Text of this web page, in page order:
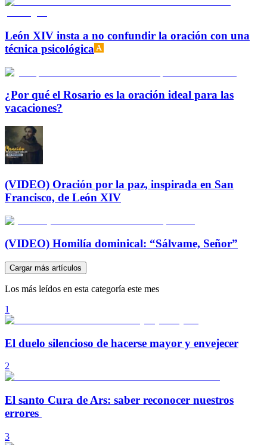
León XIV insta a no confundir la oración con una
técnica psicológica
¿Por qué el Rosario es la oración ideal para las
vacaciones?
(VIDEO) Oración por la paz, inspirada en San
Francisco, de León XIV
(VIDEO) Homilía dominical: “Sálvame, Señor”
Cargar más artículos
Los más leídos en esta categoría este mes
1
El duelo silencioso de hacerse mayor y envejecer
2
El santo Cura de Ars: saber reconocer nuestros
errores
3